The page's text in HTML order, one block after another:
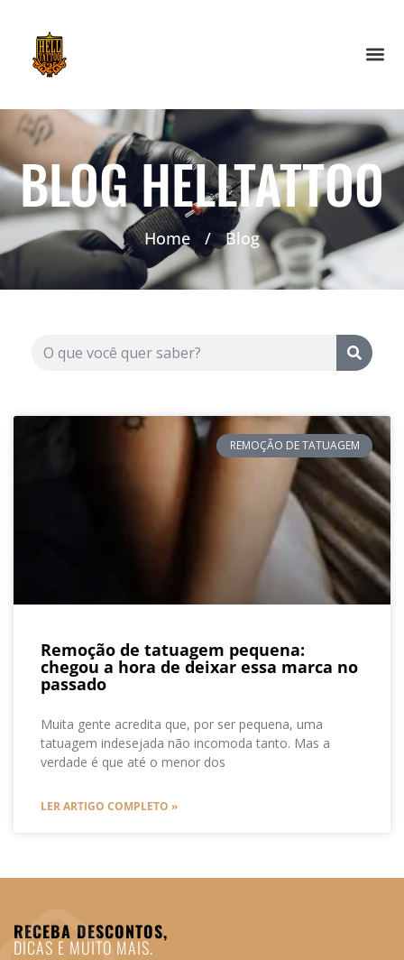
BLOG HELLTATTOO
Home / Blog
REMOÇÃO DE TATUAGEM
Remoção de tatuagem pequena:
chegou a hora de deixar essa marca no
passado
Muita gente acredita que, por ser pequena, uma
tatuagem indesejada não incomoda tanto. Mas a
verdade é que até o menor dos
LER ARTIGO COMPLETO »
RECEBA DESCONTOS,
DICAS E MUITO MAIS.